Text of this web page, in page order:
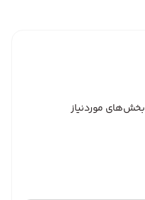
بخش‌های موردنیاز